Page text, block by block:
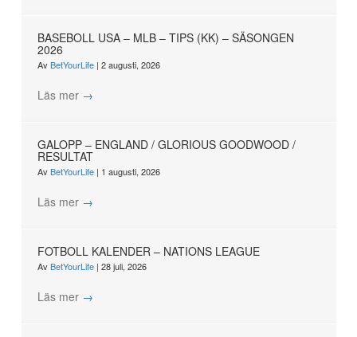
BASEBOLL USA – MLB – TIPS (KK) – SÄSONGEN
2026
AvBetYourLife | 2 augusti, 2026
Läs mer →
GALOPP – ENGLAND / GLORIOUS GOODWOOD /
RESULTAT
AvBetYourLife | 1 augusti, 2026
Läs mer →
FOTBOLL KALENDER – NATIONS LEAGUE
AvBetYourLife | 28 juli, 2026
Läs mer →